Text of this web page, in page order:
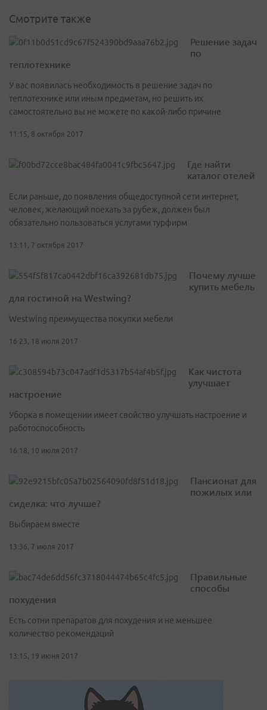
Смотрите также
Решение задач
по
теплотехнике
У вас появилась необходимость в решение задач по
теплотехнике или иным предметам, но решить их
самостоятельно вы не можете по какой-либо причине
11:15, 8 октября 2017
Где найти
каталог отелей
Если раньше, до появления общедоступной сети интернет,
человек, желающий поехать за рубеж, должен был
обязательно пользоваться услугами турфирм
13:11, 7 октября 2017
Почему лучше
купить мебель
для гостиной на Westwing?
Westwing преимущества покупки мебели
16:23, 18 июля 2017
Как чистота
улучшает
настроение
Уборка в помещении имеет свойство улучшать настроение и
работоспособность
16:18, 10 июля 2017
Пансионат для
пожилых или
сиделка: что лучше?
Выбираем вместе
13:36, 7 июля 2017
Правильные
способы
похудения
Есть сотни препаратов для похудения и не меньшее
количество рекомендаций
13:15, 19 июня 2017